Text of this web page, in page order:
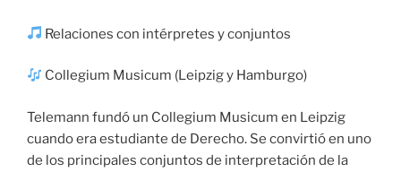
Relaciones con intérpretes y conjuntos
Collegium Musicum (Leipzig y Hamburgo)
Telemann fundó un Collegium Musicum en Leipzig
cuando era estudiante de Derecho. Se convirtió en uno
de los principales conjuntos de interpretación de la